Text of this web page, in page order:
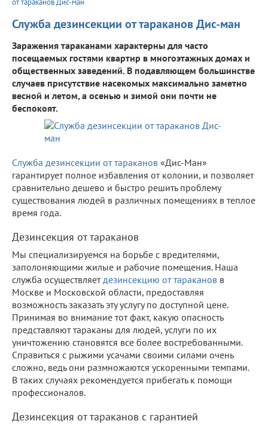
Служба дезинсекции от тараканов Дис-ман
Заражения тараканами характерны для часто
посещаемых гостями квартир в многоэтажных домах и
общественных заведений. В подавляющем большинстве
случаев присутствие насекомых максимально заметно
весной и летом, а осенью и зимой они почти не
беспокоят.
Служба дезинсекции от тараканов «Дис-Ман»
гарантирует полное избавления от колонии, и позволяет
сравнительно дешево и быстро решить проблему
существования людей в различных помещениях в теплое
время года.
Дезинсекция от тараканов
Мы специализируемся на борьбе с вредителями,
заполоняющими жилые и рабочие помещения. Наша
служба осуществляет дезинсекцию от тараканов в
Москве и Московской области, предоставляя
возможность заказать эту услугу по доступной цене.
Принимая во внимание тот факт, какую опасность
представляют тараканы для людей, услуги по их
уничтожению становятся все более востребованными.
Справиться с рыжими усачами своими силами очень
сложно, ведь они размножаются ускоренными темпами.
В таких случаях рекомендуется прибегать к помощи
профессионалов.
Дезинсекция от тараканов с гарантией